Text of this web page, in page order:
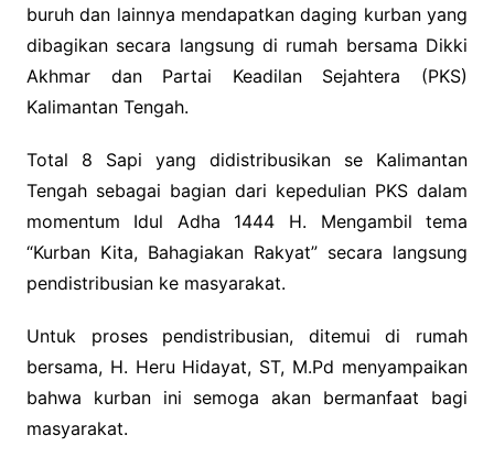
buruh dan lainnya mendapatkan daging kurban yang
dibagikan secara langsung di rumah bersama Dikki
Akhmar dan Partai Keadilan Sejahtera (PKS)
Kalimantan Tengah.
Total 8 Sapi yang didistribusikan se Kalimantan
Tengah sebagai bagian dari kepedulian PKS dalam
momentum Idul Adha 1444 H. Mengambil tema
“Kurban Kita, Bahagiakan Rakyat” secara langsung
pendistribusian ke masyarakat.
Untuk proses pendistribusian, ditemui di rumah
bersama, H. Heru Hidayat, ST, M.Pd menyampaikan
bahwa kurban ini semoga akan bermanfaat bagi
masyarakat.